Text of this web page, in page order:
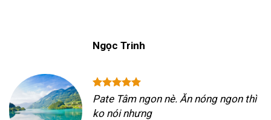
Ngọc Trinh
Pate Tâm ngon nè. Ăn nóng ngon thì
ko nói nhưng